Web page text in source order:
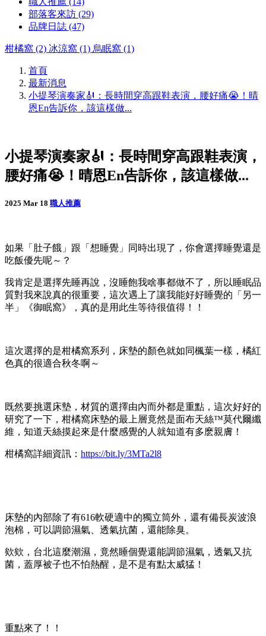
部落客來訪 (29)
品牌日誌 (47)
柑橘窩 (2) 冰涼窩 (1) 烏眠窩 (1)
首頁
最新消息
小提琴演奏家🎻：長時間穿高跟鞋表演，腰好痛😭！晴
恩En告訴你，該這樣做...
小提琴演奏家🎻：長時間穿高跟鞋表演，
腰好痛😭！晴恩En告訴你，該這樣做...
2025 Mar 18 職人推薦
如果「肚子餓」跟「想睡覺」同時出現了，你會選擇睡覺還是
吃飯優先呢～？
我肯定是選擇先睡再說，沒睡飽我啥事都做不了，所以睡眠品
質對我來說真的很重要，這次遇上了讓我能好好睡覺的「另一
半」《御眠窩》，真的是用此生等待很值得！！
這次選擇的是柑橘窩系列，床墊的顏色就如同楓葉一樣，橘紅
色真的很適合秋冬啊～
既然要挑選床墊，材質的選擇由內而外都是重點，這次好好的
研究了一下，柑橘窩床墊的最上層竟然是面布天絲™莫代爾纖
維，知道天絲摸起來是什麼感覺的人就知道有多麽親膚！
柑橘窩詳細資訊： https://bit.ly/3MTa2l8
床墊的內部除了有616軟硬適中的獨立筒外，還有備長炭波浪
泡棉，可以調節濕氣、透氣抗菌，還能除臭。
欸欸，台北這麼潮濕，竟然睡個覺還能調節濕氣，透氣又抗
菌，蓋厚被子也不怕熱醒，是不是有點太威猛！
重點來了！！